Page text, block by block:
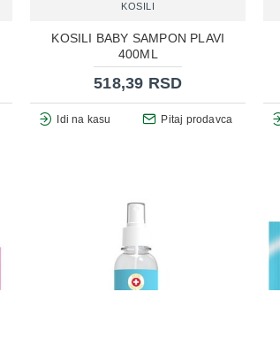
KOSILI
KOSILI BABY SAMPON PLAVI
400ML
518,39 RSD
Idi na kasu Pitaj prodavca